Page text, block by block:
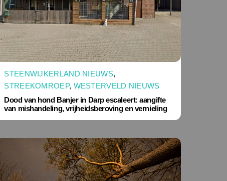
STEENWIJKERLAND NIEUWS,
STREEKOMROEP, WESTERVELD NIEUWS
Dood van hond Banjer in Darp escaleert: aangifte
van mishandeling, vrijheidsberoving en vernieling